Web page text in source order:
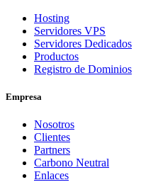
Hosting
Servidores VPS
Servidores Dedicados
Productos
Registro de Dominios
Empresa
Nosotros
Clientes
Partners
Carbono Neutral
Enlaces